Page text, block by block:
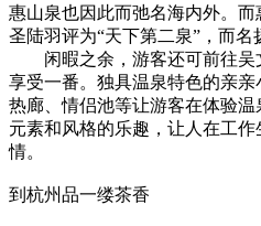
惠山泉也因此而弛名海内外。
圣陆羽评为“天下第二泉”，而名
闲暇之余，游客还可前往吴
享受一番。独具温泉特色的亲
热廊、情侣池等让游客在体验
元素和风格的乐趣，让人在工
情。
到杭州品一缕茶香